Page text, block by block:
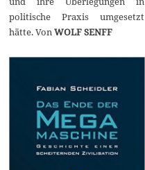
politische Praxis umgesetzt
hätte. VonWOLF SENFF